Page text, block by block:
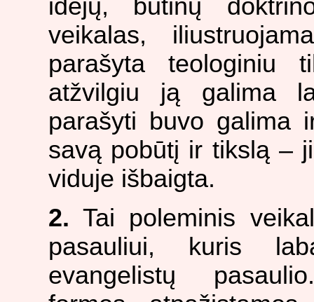
idėjų, būtinų
veikalas,
parašyta teologiniu
atžvilgiu ją galima
parašyti buvo galima
savą pobūtį ir tikslą –
viduje išbaigta.
2. Tai poleminis
pasauliui, kuris
evangelistų